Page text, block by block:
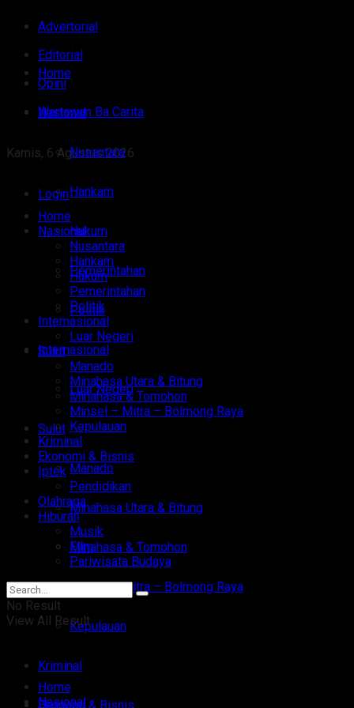
Advertorial
Editorial
Opini
Wartawan Ba Carita
Kamis, 6 Agustus 2026
Login
Home
Nasional
Nusantara
Hankam
Hukum
Pemerintahan
Politik
Internasional
Luar Negeri
Sulut
Manado
Minahasa Utara & Bitung
Minahasa & Tomohon
Minsel – Mitra – Bolmong Raya
Kepulauan
Kriminal
Home
Nasional
Nusantara
Hankam
Hukum
Pemerintahan
Politik
Internasional
Luar Negeri
Sulut
Manado
Minahasa Utara & Bitung
Minahasa & Tomohon
Minsel – Mitra – Bolmong Raya
Kepulauan
Kriminal
Ekonomi & Bisnis
Iptek
Pendidikan
Olahraga
Hiburan
Musik
Film
Pariwisata Budaya
No Result
View All Result
Home
Nasional